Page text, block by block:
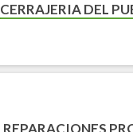
CERRAJERIA DEL
REPARACIONES